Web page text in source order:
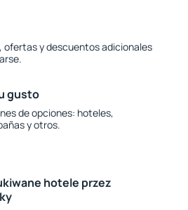
ofertas y descuentos adicionales
gusto
de opciones: hoteles,
y otros.
hotele przez